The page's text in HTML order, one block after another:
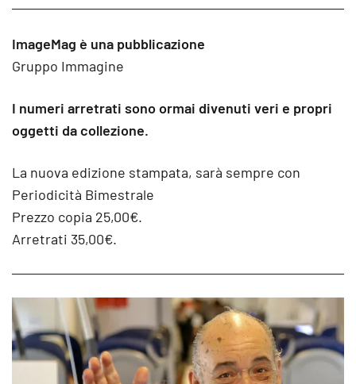
ImageMag è una pubblicazione
Gruppo Immagine
I numeri arretrati sono ormai divenuti veri e propri
oggetti da collezione.
La nuova edizione stampata, sarà sempre con
Periodicità Bimestrale
Prezzo copia 25,00€.
Arretrati 35,00€.